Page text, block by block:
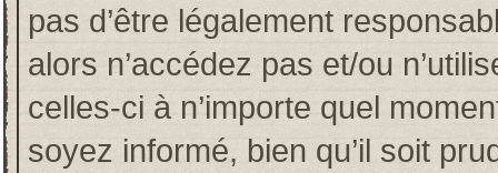
pas d’être légalement
alors n’accédez pas et/ou
celles-ci à n’importe quel
soyez informé, bien qu’il soit